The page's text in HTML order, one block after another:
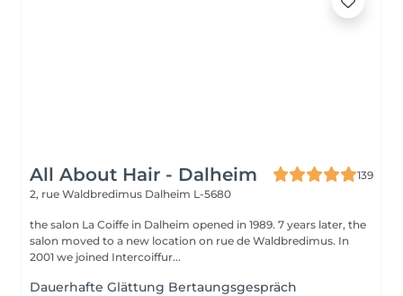
All About Hair - Dalheim
139
2, rue Waldbredimus Dalheim L-5680
the salon La Coiffe in Dalheim opened in 1989. 7 years later, the
salon moved to a new location on rue de Waldbredimus. In
2001 we joined Intercoiffur...
Dauerhafte Glättung Bertaungsgespräch